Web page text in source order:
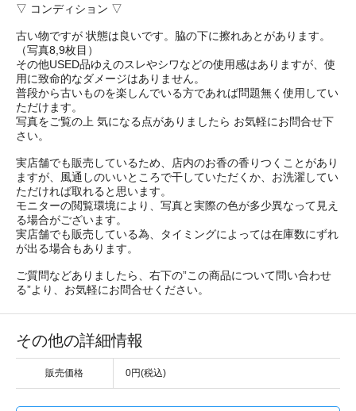
▽ コンディション ▽
古い物ですが 状態は良いです。脇の下に擦れあとがあります。
（写真8,9枚目）
その他USED品ゆえのスレやシワなどの使用感はありますが、使
用に致命的なダメージはありません。
普段から古いものを楽しんでいる方であれば問題無く使用してい
ただけます。
写真をご覧の上 気になる点がありましたら お気軽にお問合せ下
さい。
実店舗でも販売しているため、店内のお香の香りつくことがあり
ますが、風通しのいいところで干していただくか、お洗濯してい
ただければ取れると思います。
モニターの閲覧環境により、写真と実際の色が多少異なって見え
る場合がございます。
実店舗でも販売している為、タイミングによっては在庫数にずれ
が出る場合もあります。
ご質問などありましたら、右下の”この商品について問い合わせ
る”より、お気軽にお問合せください。
その他の詳細情報
販売価格 0円(税込)